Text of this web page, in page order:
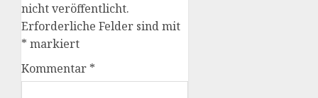
nicht veröffentlicht.
Erforderliche Felder sind mit
* markiert
Kommentar *